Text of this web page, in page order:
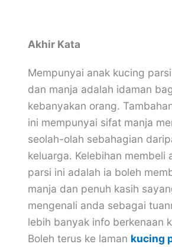
Akhir Kata
Mempunyai anak kucing
dan manja adalah idaman
kebanyakan orang.
ini mempunyai sifat manja
seolah-olah sebahagian
keluarga. Kelebihan membeli
parsi ini adalah ia boleh
manja dan penuh kasih
mengenali anda sebagai
lebih banyak info berkenaan
Boleh terus ke laman kucing